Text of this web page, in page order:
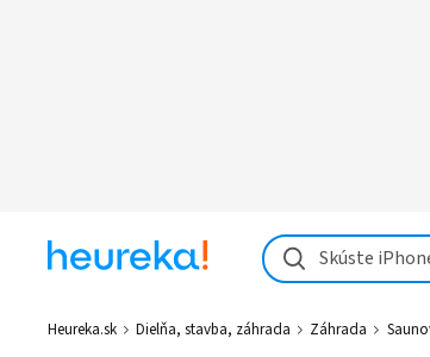
Skúste
Heureka.sk Dielňa, stavba, záhrada Záhrada